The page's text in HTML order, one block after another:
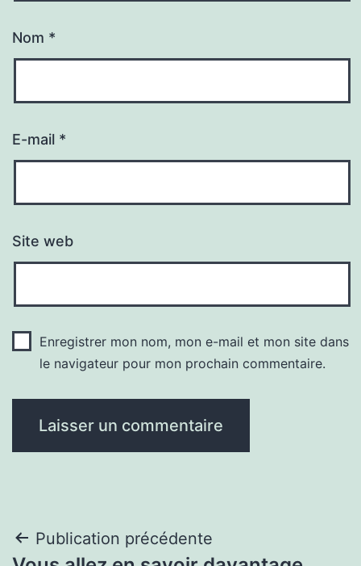
Nom *
E-mail *
Site web
Enregistrer mon nom, mon e-mail et mon site dans
le navigateur pour mon prochain commentaire.
Navigation
Publication précédente